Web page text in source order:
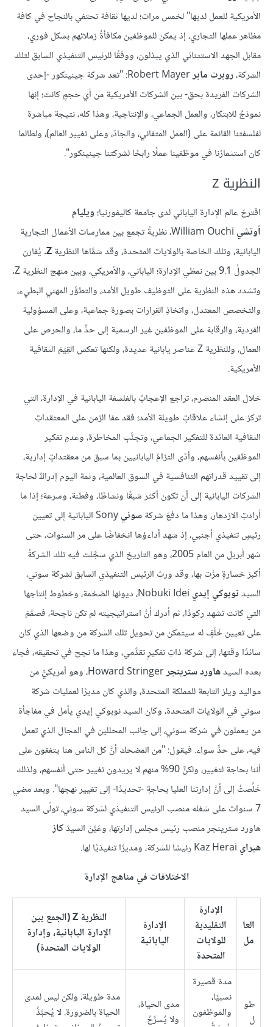
الأمريكية للعمل لديها" لخمس مرات؛ لديها ثقافة تحتفي بالنجاح في كافة
مظاهر عملها التجاري، إذ يمكن للموظفين مكافأةُ زملائهم بشكل فوري،
مقابل الجهد الاستثنائي الذي يبذلون، ووفقًا للرئيس التنفيذي السابق لتلك
الشركة،روبرت ماير
Robert Mayer: "تعد شركة جينينكور -إحدى
الشركات الفريدة بحق- بين الشركات الأمريكية من أي حجمٍ كانت؛ إنها
نموذجٌ للابتكار، والعمل الجماعي، والإنتاجية، وهذا كله، نتيجة مباشرة
لفلسفتنا القائمة على (العمل المتفاني، والجادّ، وعلى تغيير العالم)، ولطالما
كان استثمارُنا في موظفينا عملًا رابحًا لشركتنا جينينكور".
النظرية Z
اقترحَ عالم الإدارة الياباني لدى جامعة كاليفورنيا؛ويليام
أوتشي
William Ouchi، نظريةً تجمع بين ممارسات الأعمال التجارية
اليابانية، وتلك الخاصة بالولايات المتحدة، وقد سَمَّاها النظريةZ. يُقارن
الجدولُ 9.1 بين نمطَي الإدارة؛ الياباني، والأمريكي، وبين منهج النظرية Z.
وتشدد هذه النظرية على التوظيف طويل الأمد، والتطوُّر المهني البطيء،
والتخصص المعتدل، واتخاذِ القرارات بصورة جماعية، وعلى المسؤولية
الفردية، والرقابة على الموظفين غير الرسمية إلى حدٍّ ما، والحرص على
العمال، وللنظرية Z عناصر يابانية عديدة، ولكنها تعكس القِيَمَ الثقافية
الأمريكية.
خلال العقد المنصرم، تراجع الإعجابُ بالفلسفة اليابانية في الإدارة، التي
تركز على إنشاء علاقاتٍ طويلة الأمد؛ فقد عفا الزمن على المعتقداتِ
الثقافية العائدة للتفكير الجماعي، وتجنُّبِ المخاطرة، وعدمِ تفكير
الموظفين بأنفسهم، وأدّى التزامُ اليابانيين بما سبق من معقتداتٍ إدارية،
إلى تقييد قدراتهم التنافسية في السوق العالمية، وثمة اليوم إدراكٌ لحاجة
الشركات اليابانية إلى أن تكون أكثر سَبقًا ونشاطًا، وفطنة، وسرعة؛ إذا ما
أرادتِ الازدهار، وهذا ما دفعَ شركةسوني
Sony اليابانية إلى تعيين
رئيسٍ تنفيذي أجنبي، إذ شهد أداءؤها انخفاضًا على مر السنوات، حتى
شهر أبريل من العام 2005، وهو التاريخ الذي سجَّلت فيه تلك الشركةُ
أكبرَ خسارةٍ مرَّت بها، وقد ورث الرئيس التنفيذي السابق لشركة سوني،
السيدنوبوكي إيدي
Nobuki Idei، ديونها الضخمة، وخطوط إنتاجها
التي كانت تشهد ركودًا، ثم أدرك أنَّ استراتيجيته لم تكن ناجحة، فصمَّمَ
على تعيين خَلَفٍ له سيتمكن من تحويل تلك الشركة من وضعها الذي كان
سائدًا وقتها، إلى شركة ذاتِ تفكيرٍ تقدُّمي، وهذا ما نجح في تحقيقه، فجاء
بعده السيدهاورد سترينجر
Howard Stringer، وهو أمريكيٌّ من
مواليد ويلز التابعة للمملكة المتحدة، والذي كان مديرًا لعمليات شركة
سوني في الولايات المتحدة، وكان السيد نوبوكي إيدي يأمل في مفاجأة
من يعملون في شركة سوني، إلى جانب المحللين في المجال الذي تعمل
فيه، على حدٍّ سواء. فيقول: "من المضحك أنَّ كل الناس هنا يتفقون على
أننا بحاجة لتغيير، ولكنَّ 90% منهم لا يريدون تغيير حتى أنفسهم، ولذلك
خَلُصتُ إلى أنَّ إدارتنا العليا بحاجةٍ -تحديدًا- إلى تغيير نهجها". وبعد مضي
7 سنوات على شغله منصب الرئيس التنفيذي لشركة سوني، تولّى السيد
هاورد سترينجر منصب رئيس مجلس إدارتها، وعَيَّنَ السيدَكاز
هيراي
الاختلافات في مناهج الإدارة
العا
مل
الإدارة
التقليدية
للولايات
المتحدة
الإدارة
اليابانية
النظريةZ(الجمع بين
الإدارة اليابانية، وإدارة
الولايات المتحدة)
طو
ل
مدة قصيرة
نسبيًا،
والموظفون
مدى الحياة،
ولا يُسرَّحُ
مدة طويلة، ولكن ليس لمدى
الحياة بالضرورة. لا يُحبَّذُ